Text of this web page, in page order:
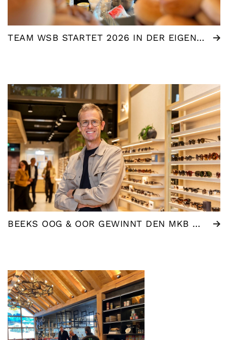
TEAM WSB STARTET 2026 IN DER EIGENEN ALMHÜTTE
BEEKS OOG & OOR GEWINNT DEN MKB WESTLAND UNTERNEHMERPREIS 2025